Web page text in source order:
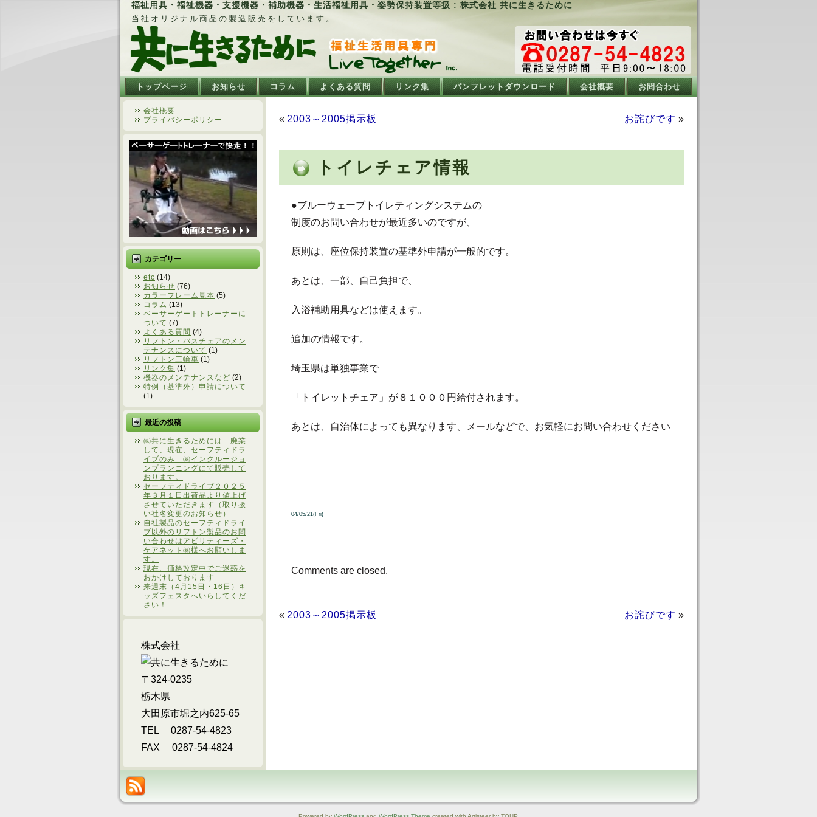
福祉用具・福祉機器・支援機器・補助機器・生活福祉用具・姿勢保持装置等扱 : 株式会社 共に生きるために
当社オリジナル商品の製造販売をしています。
トップページ お知らせ コラム よくある質問 リンク集 パンフレットダウンロード 会社概要 お問合わせ
会社概要
プライバシーポリシー
カテゴリー
etc (14)
お知らせ (76)
カラーフレーム見本 (5)
コラム (13)
ペーサーゲートトレーナーに
ついて (7)
よくある質問 (4)
リフトン・バスチェアのメン
テナンスについて (1)
リフトン三輪車 (1)
リンク集 (1)
機器のメンテナンスなど (2)
特例（基準外）申請について
(1)
最近の投稿
㈱共に生きるためには 廃業
して、現在、セーフティドラ
イブのみ ㈱インクルージョ
ンプランニングにて販売して
おります。
セーフティドライブ２０２５
年３月１日出荷品より値上げ
させていただきます（取り扱
い社名変更のお知らせ）
自社製品のセーフティドライ
ブ以外のリフトン製品のお問
い合わせはアビリティーズ・
ケアネット㈱様へお願いしま
す。
現在、価格改定中でご迷惑を
おかけしております
来週末（4月15日・16日）キ
ッズフェスタへいらしてくだ
さい！
株式会社
〒324-0235
栃木県
大田原市堀之内625-65
TEL 0287-54-4823
FAX 0287-54-4824
« 2003～2005掲示板 お詫びです »
トイレチェア情報
●ブルーウェーブトイレティングシステムの
制度のお問い合わせが最近多いのですが、
原則は、座位保持装置の基準外申請が一般的です。
あとは、一部、自己負担で、
入浴補助用具などは使えます。
追加の情報です。
埼玉県は単独事業で
「トイレットチェア」が８１０００円給付されます。
あとは、自治体によっても異なります、メールなどで、お気軽にお問い合わせください
04/05/21(Fri)
Comments are closed.
« 2003～2005掲示板 お詫びです »